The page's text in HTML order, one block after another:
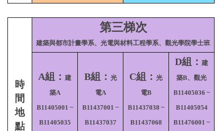
時
間
地
點
第三梯次
建築與都市計畫學系、光電與材料工程學系、觀光學院學士班
A組： 建
築A
B11405001 ~
B11405035
B組： 光
電A
B11437001 ~
B11437037
C組： 光
電B
B11437038 ~
B11437068
D組： 建
築B、觀光
B11405036 ~
B11405054
B11476001 ~